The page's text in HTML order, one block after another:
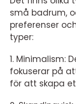
små badrum,
preferenser
typer:
1. Minimalism:
fokuserar på
för att skapa